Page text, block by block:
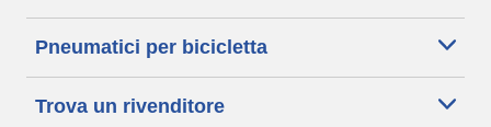
Pneumatici per bicicletta
Trova un rivenditore